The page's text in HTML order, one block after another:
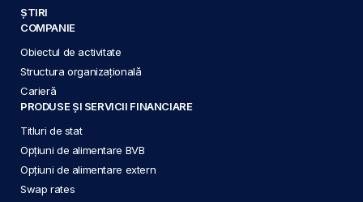
ȘTIRI
COMPANIE
Obiectul de activitate
Structura organizațională
Carieră
PRODUSE ȘI SERVICII FINANCIARE
Titluri de stat
Opțiuni de alimentare BVB
Opțiuni de alimentare extern
Swap rates